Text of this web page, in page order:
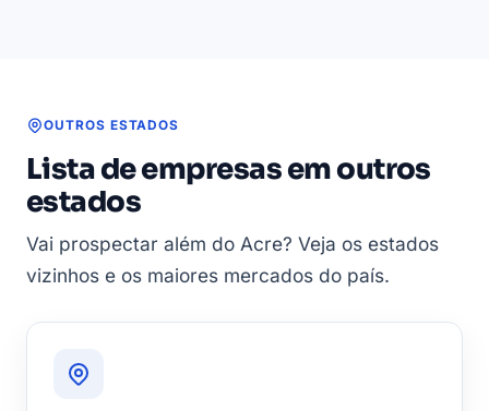
OUTROS ESTADOS
Lista de empresas em outros
estados
Vai prospectar além do Acre? Veja os estados
vizinhos e os maiores mercados do país.